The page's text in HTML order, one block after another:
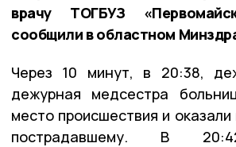
врачу ТОГБУЗ
сообщили в областном
Через 10 минут, в 20:38,
дежурная медсестра
место происшествия и
пострадавшему. В